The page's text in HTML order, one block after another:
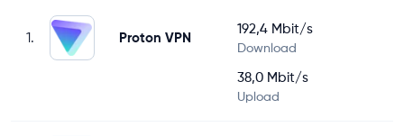
1. Proton VPN
192,4 Mbit/s
Download
38,0 Mbit/s
Upload